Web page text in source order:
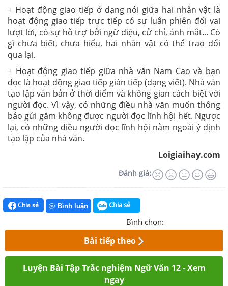
+ Hoạt động giao tiếp ở dạng nói giữa hai nhân vật là
hoạt động giao tiếp trực tiếp có sự luân phiên đối vai
lượt lời, có sự hỗ trợ bởi ngữ điệu, cử chỉ, ánh mắt... Có
gì chưa biết, chưa hiểu, hai nhân vật có thể trao đổi
qua lại.
+ Hoạt động giao tiếp giữa nhà văn Nam Cao và bạn
đọc là hoạt động giao tiếp gián tiếp (dạng viết). Nhà văn
tạo lập văn bản ở thời điểm và không gian cách biệt với
người đọc. Vì vậy, có những điều nhà văn muốn thông
báo gửi gắm không được người đọc lĩnh hội hết. Ngược
lại, có những điều người đọc lĩnh hội nằm ngoài ý định
tạo lập của nhà văn.
Loigiaihay.com
Đánh giá:
Chia sẻ Bình luận Chia sẻ
Bình chọn:
Bài tiếp theo
Luyện Bài Tập Trắc nghiệm Ngữ Văn 12 - Xem
ngay